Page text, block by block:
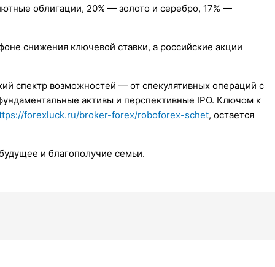
облигации, 20% — золото и серебро, 17% —
снижения ключевой ставки, а российские акции
спектр возможностей — от спекулятивных операций с
активы и перспективные IPO. Ключом к
forexluck.ru/broker-forex/roboforex-schet, остается
и благополучие семьи.